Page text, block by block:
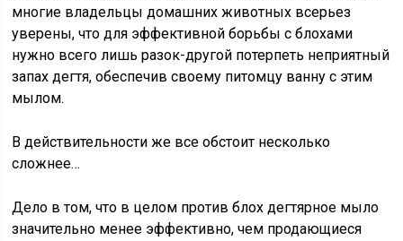
многие владельцы домашних животных всерьез
уверены, что для эффективной борьбы с блохами
нужно всего лишь разок-другой потерпеть неприятный
запах дегтя, обеспечив своему питомцу ванну с этим
мылом.
В действительности же все обстоит несколько
сложнее…
Дело в том, что в целом против блох дегтярное мыло
значительно менее эффективно, чем продающиеся